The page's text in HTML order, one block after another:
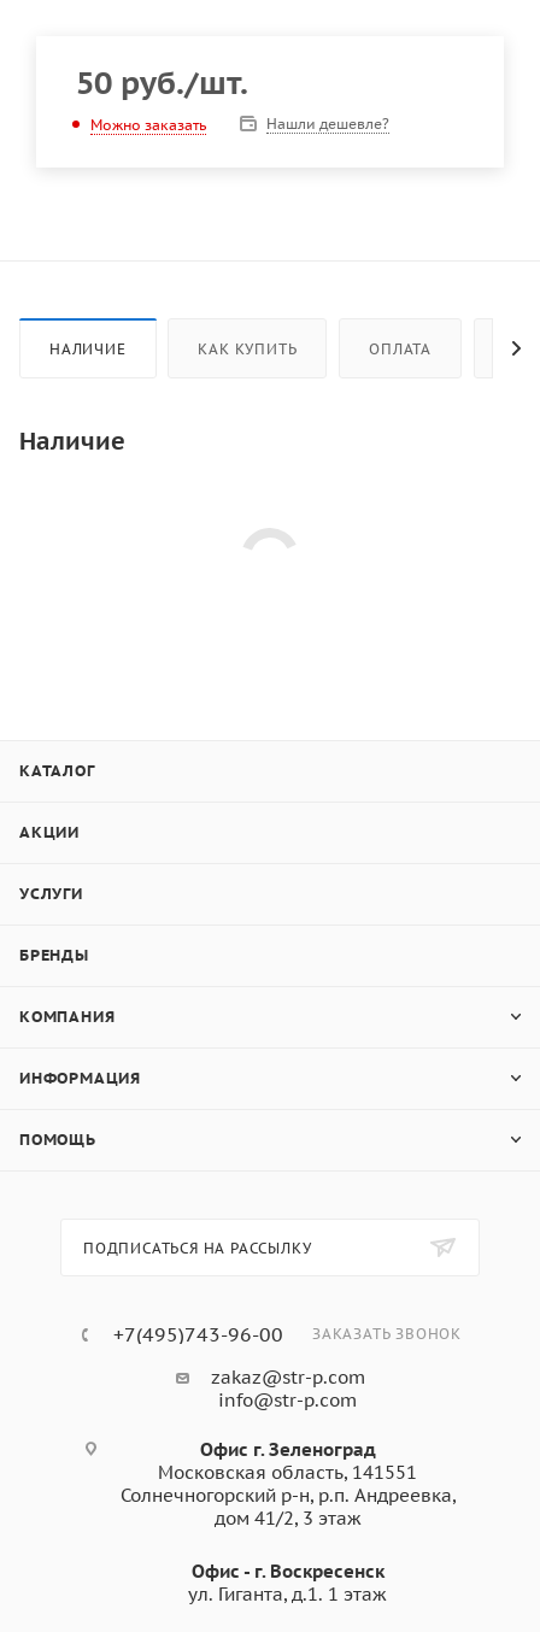
50 руб./шт.
Можно заказать Нашли дешевле?
НАЛИЧИЕ КАК КУПИТЬ ОПЛАТА
Наличие
КАТАЛОГ
АКЦИИ
УСЛУГИ
БРЕНДЫ
КОМПАНИЯ
ИНФОРМАЦИЯ
ПОМОЩЬ
ПОДПИСАТЬСЯ НА РАССЫЛКУ
+7(495)743-96-00 ЗАКАЗАТЬ ЗВОНОК
zakaz@str-p.com
info@str-p.com
Офис г. Зеленоград
Московская область, 141551
Солнечногорский р-н, р.п. Андреевка,
дом 41/2, 3 этаж
Офис - г. Воскресенск
ул. Гиганта, д.1. 1 этаж